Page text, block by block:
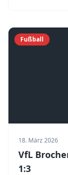
Fußball
18. März 2026
VfL
1:3